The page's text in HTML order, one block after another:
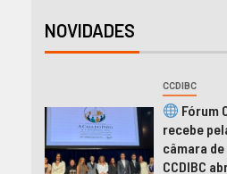
NOVIDADES
CCDIBC
Fórum
recebe
câmara
CCDIBC